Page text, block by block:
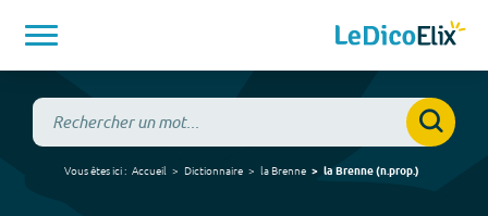
Vous êtes ici : Accueil Dictionnaire la Brenne la Brenne(n.prop.)